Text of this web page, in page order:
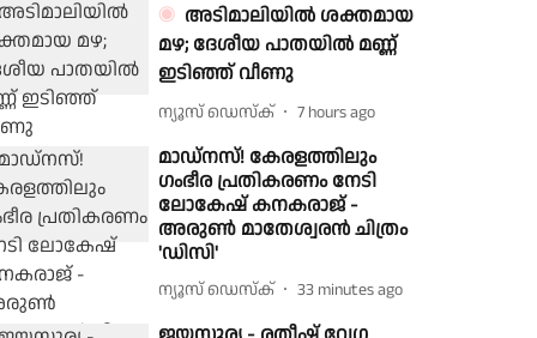
അടിമാലിയിൽ ശക്തമായ
മഴ; ദേശീയ പാതയിൽ മണ്ണ്
ഇടിഞ്ഞ് വീണു
ന്യൂസ് ഡെസ്ക് 7 hours ago
മാഡ്നസ്! കേരളത്തിലും
ഗംഭീര പ്രതികരണം നേടി
ലോകേഷ് കനകരാജ് -
അരുൺ മാതേശ്വരൻ ചിത്രം
'ഡിസി'
ന്യൂസ് ഡെസ്ക് 33 minutes ago